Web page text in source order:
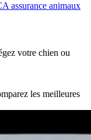
assurance animaux
votre chien ou
les meilleures